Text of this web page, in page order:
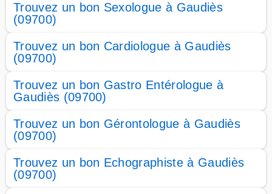
Trouvez un bon Sexologue à Gaudiès
(09700)
Trouvez un bon Cardiologue à Gaudiès
(09700)
Trouvez un bon Gastro Entérologue à
Gaudiès (09700)
Trouvez un bon Gérontologue à Gaudiès
(09700)
Trouvez un bon Echographiste à Gaudiès
(09700)